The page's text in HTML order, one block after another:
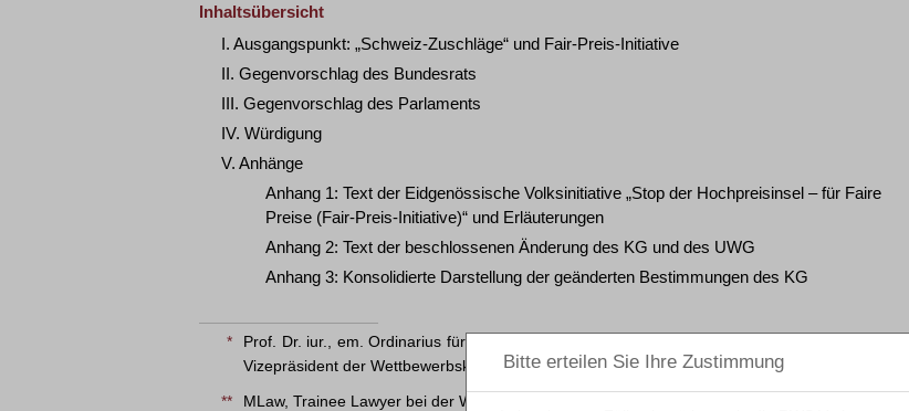
Inhaltsübersicht
I. Ausgangspunkt: „Schweiz-Zuschläge“ und Fair-Preis-Initiative
II. Gegenvorschlag des Bundesrats
III. Gegenvorschlag des Parlaments
IV. Würdigung
V. Anhänge
Anhang 1: Text der Eidgenössische Volksinitiative „Stop der Hochpreisinsel – für Faire
Preise (Fair-Preis-Initiative)“ und Erläuterungen
Anhang 2: Text der beschlossenen Änderung des KG und des UWG
Anhang 3: Konsolidierte Darstellung der geänderten Bestimmungen des KG
*
Prof. Dr. iur., em. Ordinarius für Privat-, Wirtschafts- und Europarecht an der Universität Zürich,
Vizepräsident der Wettbewerbskommission 1995 – 2007
** MLaw, Trainee Lawyer bei der Walder Wyss AG